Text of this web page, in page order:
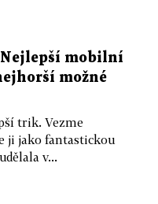
mobilní
možné
trik. Vezme
ji jako fantastickou
v...